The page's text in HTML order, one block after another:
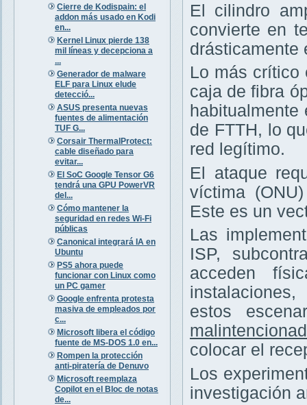
Cierre de Kodispain: el
addon más usado en Kodi
en...
Kernel Linux pierde 138
mil líneas y decepciona a
...
Generador de malware
ELF para Linux elude
detecció...
ASUS presenta nuevas
fuentes de alimentación
TUF G...
Corsair ThermalProtect:
cable diseñado para
evitar...
El SoC Google Tensor G6
tendrá una GPU PowerVR
del...
Cómo mantener la
seguridad en redes Wi-Fi
públicas
Canonical integrará IA en
Ubuntu
PS5 ahora puede
funcionar con Linux como
un PC gamer
Google enfrenta protesta
masiva de empleados por
c...
Microsoft libera el código
fuente de MS-DOS 1.0 en...
Rompen la protección
anti-piratería de Denuvo
Microsoft reemplaza
Copilot en el Bloc de notas
de...
El cilindro
convierte en
drásticamente
Lo más crítico
caja de fibra
de FTTH, lo
red legítimo.
El ataque
víctima
Este es un
Las
ISP,
acceden
estos
colocar el
Los
investigación